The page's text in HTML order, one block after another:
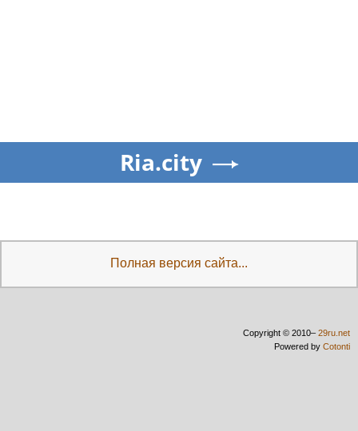
Ria.city
Полная версия сайта...
Copyright © 2010– 29ru.net
Powered by Cotonti